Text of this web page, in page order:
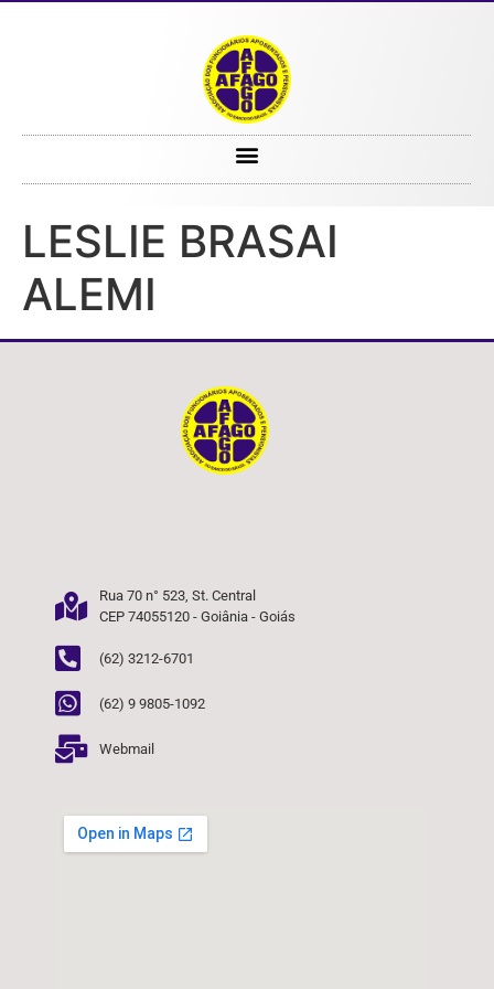
LESLIE BRASAI
ALEMI
Rua 70 n° 523, St. Central
CEP 74055120 - Goiânia - Goiás
(62) 3212-6701
(62) 9 9805-1092
Webmail